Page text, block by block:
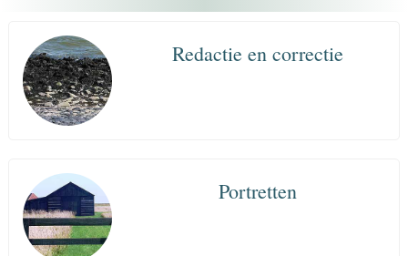
Redactie en correctie
Portretten